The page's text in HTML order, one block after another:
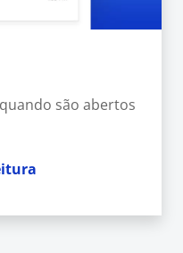
são abertos